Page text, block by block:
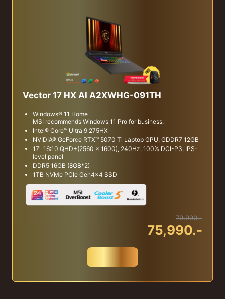
Vector 17 HX AI A2XWHG-091TH
Windows® 11 Home
MSI recommends Windows 11 Pro for business.
Intel® Core™ Ultra 9 275HX
NVIDIA® GeForce RTX™ 5070 Ti Laptop GPU, GDDR7 12GB
17" 16:10 QHD+(2560 x 1600), 240Hz, 100% DCI-P3, IPS-
level panel
DDR5 16GB (8GB*2)
1TB NVMe PCIe Gen4x4 SSD
79,990.-
75,990.-